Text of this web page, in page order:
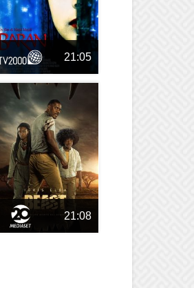
21:05
21:08